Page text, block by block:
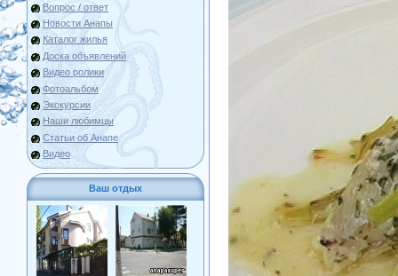
Вопрос / ответ
Новости Анапы
Каталог жилья
Доска объявлений
Видео ролики
Фотоальбом
Экскурсии
Наши любимцы
Статьи об Анапе
Видео
Ваш отдых